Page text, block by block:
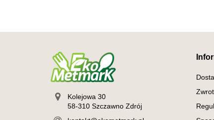
Kolejowa 30
58-310 Szczawno Zdrój